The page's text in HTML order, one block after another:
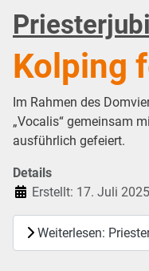
Kolping
Im Rahmen des
„Vocalis“ gemeinsam
ausführlich gefeiert.
Details
Erstellt: 17. Juli 2025
Weiterlesen: